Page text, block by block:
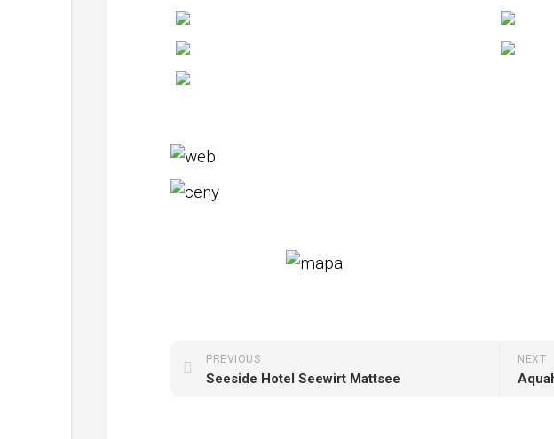
NEXT
PREVIOUS
Seeside Hotel Seewirt Mattsee